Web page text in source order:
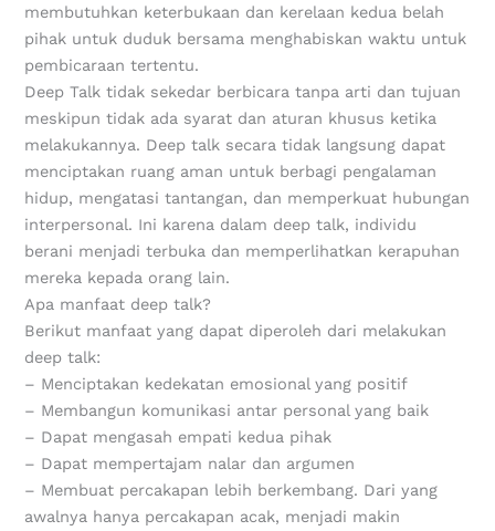
membutuhkan keterbukaan dan kerelaan kedua belah
pihak untuk duduk bersama menghabiskan waktu untuk
pembicaraan tertentu.
Deep Talk tidak sekedar berbicara tanpa arti dan tujuan
meskipun tidak ada syarat dan aturan khusus ketika
melakukannya. Deep talk secara tidak langsung dapat
menciptakan ruang aman untuk berbagi pengalaman
hidup, mengatasi tantangan, dan memperkuat hubungan
interpersonal. Ini karena dalam deep talk, individu
berani menjadi terbuka dan memperlihatkan kerapuhan
mereka kepada orang lain.
Apa manfaat deep talk?
Berikut manfaat yang dapat diperoleh dari melakukan
deep talk:
– Menciptakan kedekatan emosional yang positif
– Membangun komunikasi antar personal yang baik
– Dapat mengasah empati kedua pihak
– Dapat mempertajam nalar dan argumen
– Membuat percakapan lebih berkembang. Dari yang
awalnya hanya percakapan acak, menjadi makin